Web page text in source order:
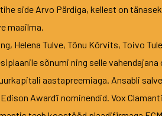
side Arvo Pärdiga, kellest on
maailma.
Helena Tulve, Tõnu Kõrvits, Toivo
sõnumi ning selle
aastapreemiaga. Ansabli
Award’i nominendid. Vox